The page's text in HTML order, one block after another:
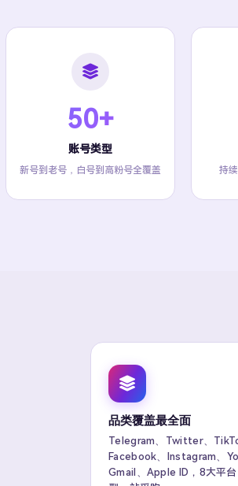
50+
账号类型
新号到老号，白号到高粉号全覆盖 持
品类覆盖最全面
Telegram、Twitter、
Facebook、Instagram、
Gmail、Apple ID，8大平